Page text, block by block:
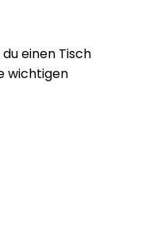
einen Tisch
wichtigen